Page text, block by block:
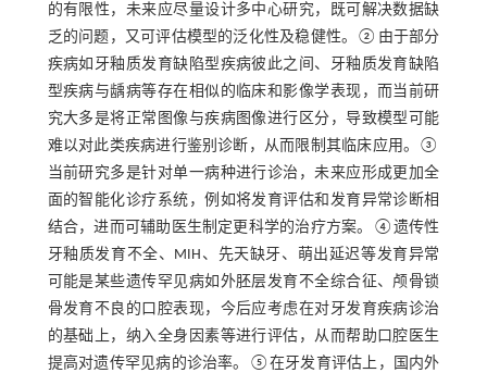
的有限性，未来应尽量设计多中心研究，既可解决数据缺
乏的问题，又可评估模型的泛化性及稳健性。②由于部分
疾病如牙釉质发育缺陷型疾病彼此之间、牙釉质发育缺陷
型疾病与龋病等存在相似的临床和影像学表现，而当前研
究大多是将正常图像与疾病图像进行区分，导致模型可能
难以对此类疾病进行鉴别诊断，从而限制其临床应用。③
当前研究多是针对单一病种进行诊治，未来应形成更加全
面的智能化诊疗系统，例如将发育评估和发育异常诊断相
结合，进而可辅助医生制定更科学的治疗方案。④遗传性
牙釉质发育不全、MIH、先天缺牙、萌出延迟等发育异常
可能是某些遗传罕见病如外胚层发育不全综合征、颅骨锁
骨发育不良的口腔表现，今后应考虑在对牙发育疾病诊治
的基础上，纳入全身因素等进行评估，从而帮助口腔医生
提高对遗传罕见病的诊治率。⑤在牙发育评估上，国内外